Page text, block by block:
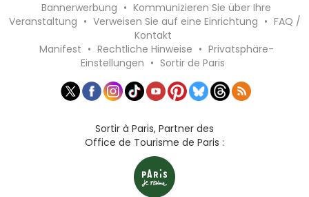
Bannerwerbung • Kommunizieren Sie über Ihre
Veranstaltung • Verweisen Sie auf eine Einrichtung • FAQ /
Kontakt
Manifest • Rechtliche Hinweise • Privatsphäre-
Einstellungen • Sortir de Paris
Sortir à Paris, Partner des
Office de Tourisme de Paris :